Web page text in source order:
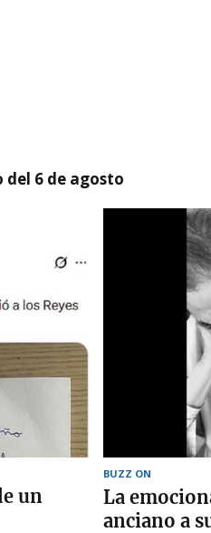
del 6 de agosto
un
BUZZ ON
La
anciano a